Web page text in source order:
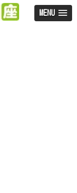
MENU